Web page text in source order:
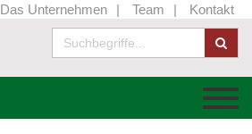
Das Unternehmen Team Kontakt